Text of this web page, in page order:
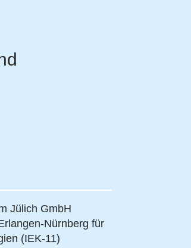
Jülich GmbH
Nürnberg für
(IEK-11)